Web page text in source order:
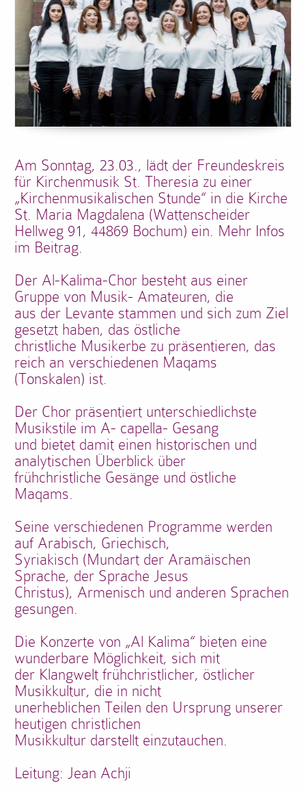
Am Sonntag, 23.03., lädt der Freundeskreis
für Kirchenmusik St. Theresia zu einer
„Kirchenmusikalischen Stunde“ in die Kirche
St. Maria Magdalena (Wattenscheider
Hellweg 91, 44869 Bochum) ein. Mehr Infos
im Beitrag.
Der Al-Kalima-Chor besteht aus einer
Gruppe von Musik- Amateuren, die
aus der Levante stammen und sich zum Ziel
gesetzt haben, das östliche
christliche Musikerbe zu präsentieren, das
reich an verschiedenen Maqams
(Tonskalen) ist.
Der Chor präsentiert unterschiedlichste
Musikstile im A- capella- Gesang
und bietet damit einen historischen und
analytischen Überblick über
frühchristliche Gesänge und östliche
Maqams.
Seine verschiedenen Programme werden
auf Arabisch, Griechisch,
Syriakisch (Mundart der Aramäischen
Sprache, der Sprache Jesus
Christus), Armenisch und anderen Sprachen
gesungen.
Die Konzerte von „Al Kalima“ bieten eine
wunderbare Möglichkeit, sich mit
der Klangwelt frühchristlicher, östlicher
Musikkultur, die in nicht
unerheblichen Teilen den Ursprung unserer
heutigen christlichen
Musikkultur darstellt einzutauchen.
Leitung: Jean Achji